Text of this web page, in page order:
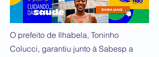
O prefeito de Ilhabela, Toninho
Colucci, garantiu junto à Sabesp a